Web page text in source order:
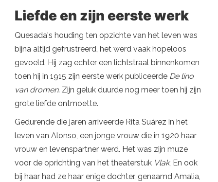
Liefde en zijn eerste werk
Quesada's houding ten opzichte van het leven was
bijna altijd gefrustreerd, het werd vaak hopeloos
gevoeld. Hij zag echter een lichtstraal binnenkomen
toen hij in 1915 zijn eerste werk publiceerde De lino
van dromen. Zijn geluk duurde nog meer toen hij zijn
grote liefde ontmoette.
Gedurende die jaren arriveerde Rita Suárez in het
leven van Alonso, een jonge vrouw die in 1920 haar
vrouw en levenspartner werd. Het was zijn muze
voor de oprichting van het theaterstuk Vlak, En ook
bij haar had ze haar enige dochter, genaamd Amalia,